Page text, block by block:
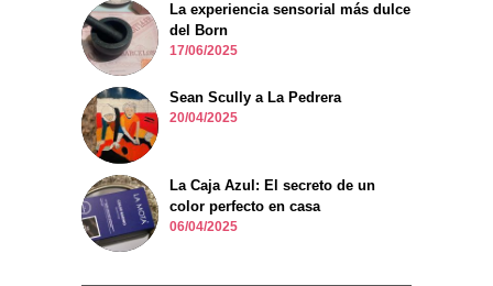
La experiencia sensorial más dulce
del Born
17/06/2025
Sean Scully a La Pedrera
20/04/2025
La Caja Azul: El secreto de un
color perfecto en casa
06/04/2025